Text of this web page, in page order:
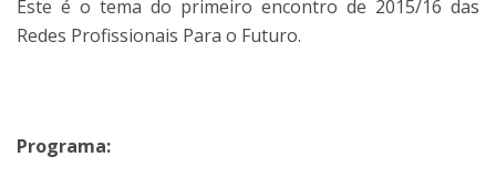
Este é o tema do primeiro encontro de 2015/16 das
Redes Profissionais Para o Futuro.
Programa: